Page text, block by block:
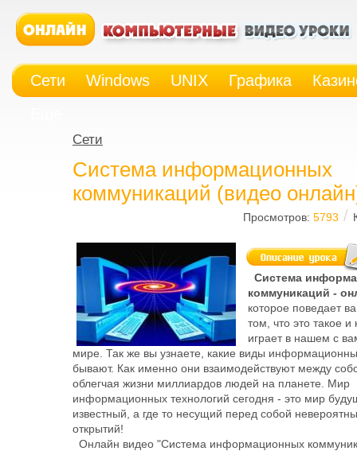
Сети Windows UNIX Графика
Сети
Система информационных
коммуникаций (видео
Просмотров: 5793 /
Система
коммуникаций -
которое поведает
том, что это такое и
играет в нашем с
мире. Так же вы узнаете, какие виды
бывают. Как именно они взаимодействуют между
облегчая жизни миллиардов людей на планете. Мир
информационных технологий сегодня - это мир
известный, а где то несущий перед собой
открытий!
Онлайн видео "Система информационных